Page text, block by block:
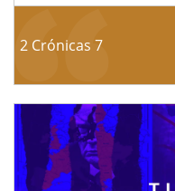
2 Crónicas 7